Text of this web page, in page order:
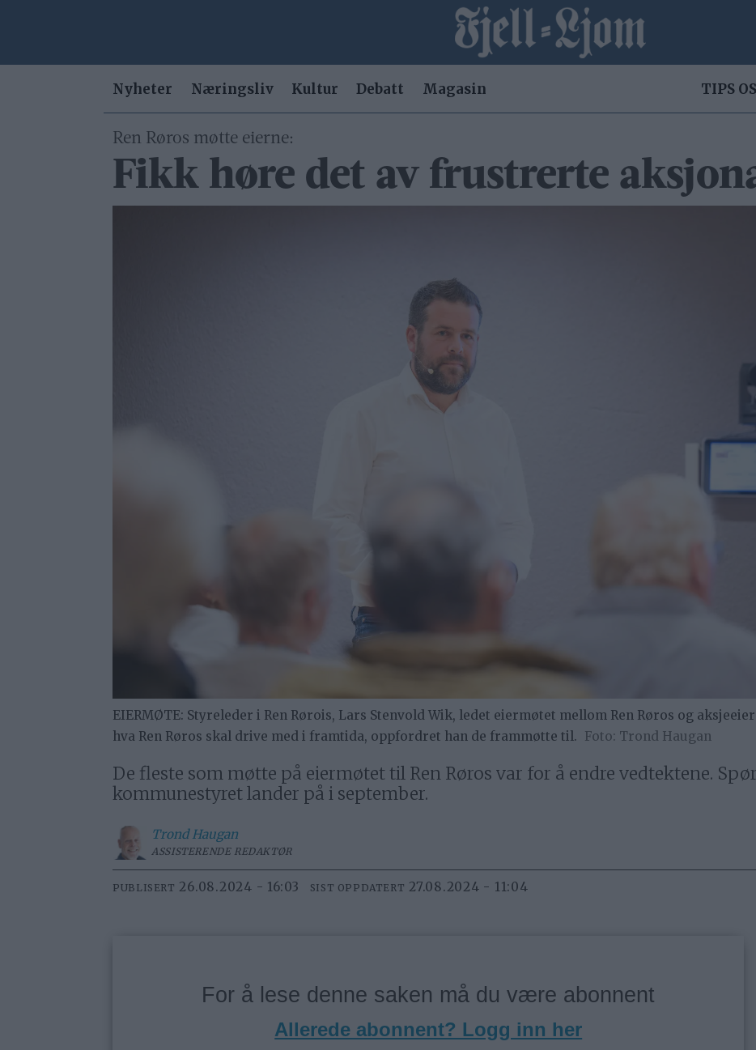
Nyheter Næringsliv Kultur Debatt Magasin TIPS
Ren Røros møtte eierne:
Fikk høre det av frustrerte
EIERMØTE: Styreleder i Ren Rørois, Lars Stenvold Wik, ledet eiermøtet mellom Ren Røros og
hva Ren Røros skal drive med i framtida, oppfordret han de frammøtte til.
Trond Haugan
De fleste som møtte på eiermøtet til Ren Røros var for å endre vedtektene.
kommunestyret lander på i september.
Trond Haugan
ASSISTERENDE REDAKTØR
PUBLISERT 26.08.2024 - 16:03 SIST OPPDATERT 27.08.2024 - 11:04
For å lese denne saken må du være abonnent
Allerede abonnent? Logg inn her